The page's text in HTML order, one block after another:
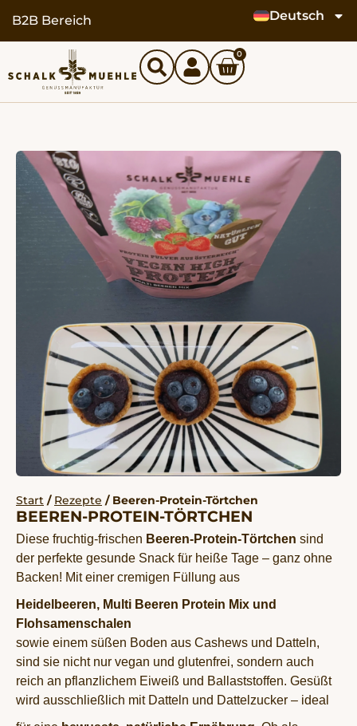
springen
B2B Bereich Deutsch
0
Start / Rezepte / Beeren-Protein-Törtchen
BEEREN-PROTEIN-TÖRTCHEN
Diese fruchtig-frischen Beeren-Protein-Törtchen sind
der perfekte gesunde Snack für heiße Tage – ganz ohne
Backen! Mit einer cremigen Füllung aus
Heidelbeeren, Multi Beeren Protein Mix und
Flohsamenschalen
sowie einem süßen Boden aus Cashews und Datteln,
sind sie nicht nur vegan und glutenfrei, sondern auch
reich an pflanzlichem Eiweiß und Ballaststoffen. Gesüßt
wird ausschließlich mit Datteln und Dattelzucker – ideal